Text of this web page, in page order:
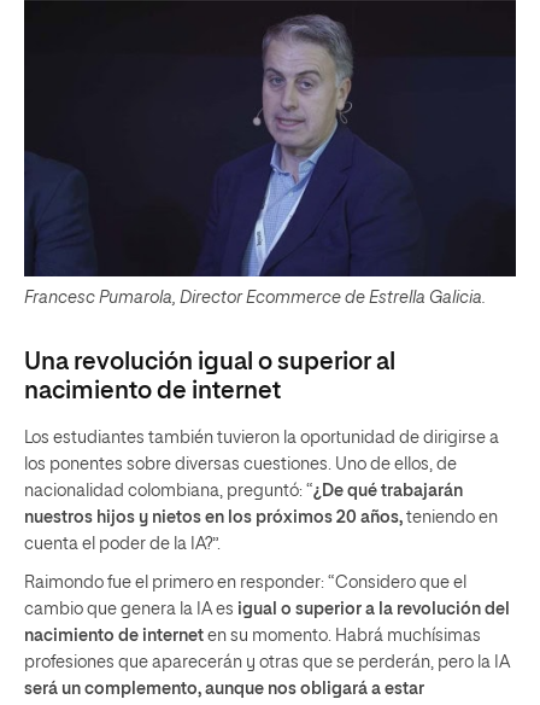
Francesc Pumarola, Director Ecommerce de Estrella Galicia.
Una revolución igual o superior al
nacimiento de internet
Los estudiantes también tuvieron la oportunidad de dirigirse a
los ponentes sobre diversas cuestiones. Uno de ellos, de
nacionalidad colombiana, preguntó: “¿De qué trabajarán
nuestros hijos y nietos en los próximos 20 años, teniendo en
cuenta el poder de la IA?”.
Raimondo fue el primero en responder: “Considero que el
cambio que genera la IA es igual o superior a la revolución del
nacimiento de internet en su momento. Habrá muchísimas
profesiones que aparecerán y otras que se perderán, pero la IA
será un complemento, aunque nos obligará a estar